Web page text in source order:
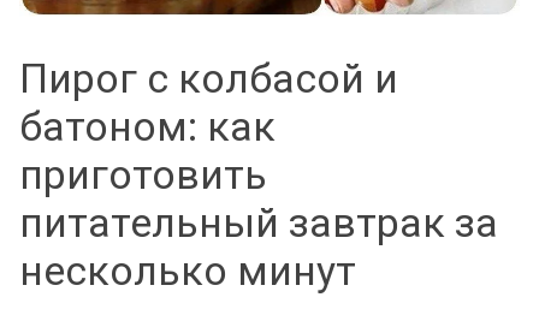
Пирог с колбасой и
батоном: как
приготовить
питательный завтрак за
несколько минут